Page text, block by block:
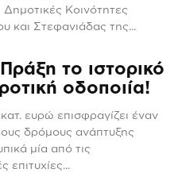
Δημοτικές Κοινότητες
και Στεφανιάδας της...
το ιστορικό
οδοποιία!
ευρώ επισφραγίζει έναν
δρόμους ανάπτυξης
μία από τις
επιτυχίες...